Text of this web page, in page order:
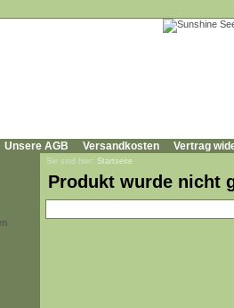
Unsere AGB Versandkosten Vertrag
Sie sind hier: Startseite
Produkt wurde nicht